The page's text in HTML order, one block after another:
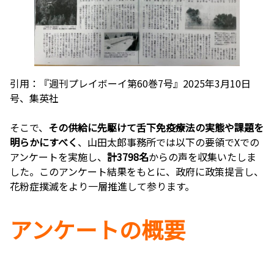
引用：『週刊プレイボーイ第60巻7号』2025年3月10日
号、集英社
そこで、 その供給に先駆けて舌下免疫療法の実態や課題を
明らかにすべく、山田太郎事務所では以下の要領でXでの
アンケートを実施し、 計3798名からの声を収集いたしま
した。このアンケート結果をもとに、政府に政策提言し、
花粉症撲滅をより一層推進して参ります。
アンケートの概要